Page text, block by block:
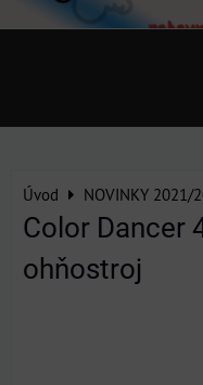
Úvod NOVINKY 2021/
Color Dancer
ohňostroj